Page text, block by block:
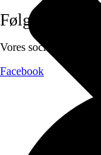
Følg os på
Vores sociale medier:
Facebook